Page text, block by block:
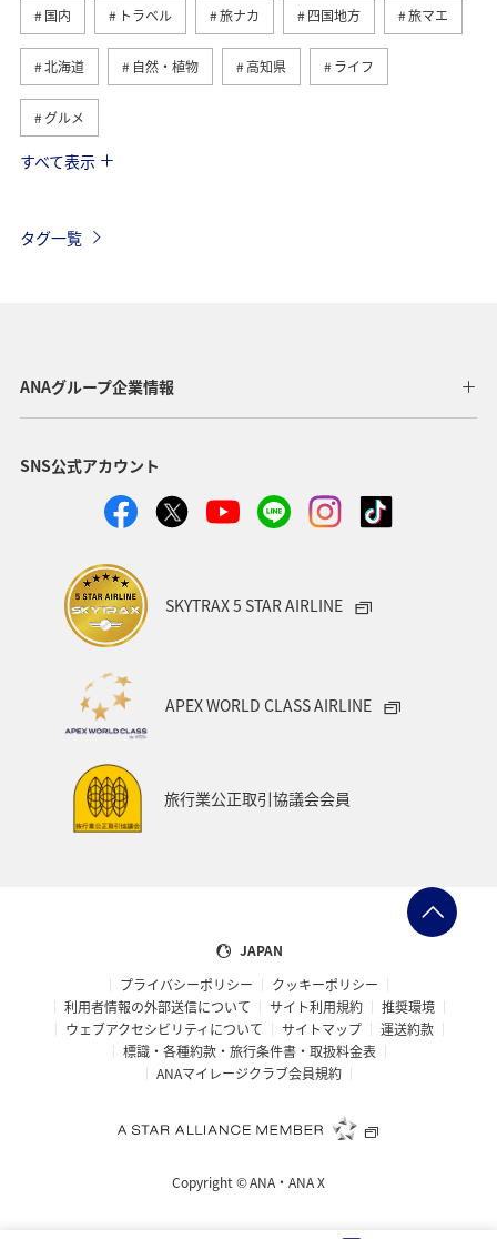
国内 トラベル 旅ナカ 四国地方 旅マエ
北海道 自然・植物 高知県 ライフ
グルメ
夏 春
関東・甲信越地方 趣味 宮崎県 九州地方
リゾート 岡山県
すべて表示
タグ一覧
ANAグループ企業情報
SNS公式アカウント
SKYTRAX 5 STAR AIRLINE
APEX WORLD CLASS AIRLINE
旅行業公正取引協議会会員
JAPAN
プライバシーポリシー
クッキーポリシー
利用者情報の外部送信について
サイト利用規約
推奨環境
ウェブアクセシビリティについて
サイトマップ
運送約款
標識・各種約款・旅行条件書・取扱料金表
ANAマイレージクラブ会員規約
Copyright ©ANA・ANA X